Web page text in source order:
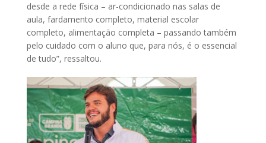
desde a rede física – ar-condicionado nas salas de
aula, fardamento completo, material escolar
completo, alimentação completa – passando também
pelo cuidado com o aluno que, para nós, é o essencial
de tudo”, ressaltou.